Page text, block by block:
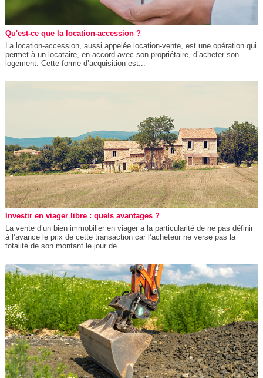
Qu'est-ce que la location-accession ?
La location-accession, aussi appelée location-vente, est une opération qui
permet à un locataire, en accord avec son propriétaire, d’acheter son
logement. Cette forme d’acquisition est...
Investir en viager libre : quels avantages ?
La vente d’un bien immobilier en viager a la particularité de ne pas définir
à l’avance le prix de cette transaction car l’acheteur ne verse pas la
totalité de son montant le jour de...